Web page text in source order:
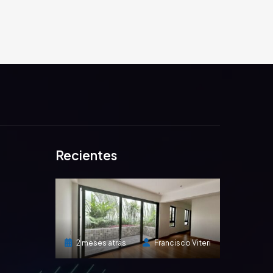
Recientes
Francisco Viteri
2 meses atrás